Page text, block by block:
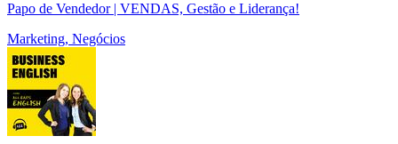
Papo de Vendedor | VENDAS, Gestão e Liderança!
Marketing, Negócios